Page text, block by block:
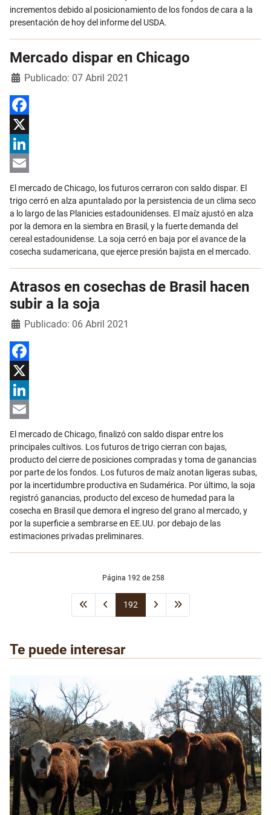
incrementos debido al posicionamiento de los fondos de cara a la
presentación de hoy del informe del USDA.
Mercado dispar en Chicago
DetallesPublicado: 07 Abril 2021
Facebook
X
LinkedIn
Email
El mercado de Chicago, los futuros cerraron con saldo dispar. El
trigo cerró en alza apuntalado por la persistencia de un clima seco
a lo largo de las Planicies estadounidenses. El maíz ajustó en alza
por la demora en la siembra en Brasil, y la fuerte demanda del
cereal estadounidense. La soja cerró en baja por el avance de la
cosecha sudamericana, que ejerce presión bajista en el mercado.
Atrasos en cosechas de Brasil hacen
subir a la soja
DetallesPublicado: 06 Abril 2021
Facebook
X
LinkedIn
Email
El mercado de Chicago, finalizó con saldo dispar entre los
principales cultivos. Los futuros de trigo cierran con bajas,
producto del cierre de posiciones compradas y toma de ganancias
por parte de los fondos. Los futuros de maíz anotan ligeras subas,
por la incertidumbre productiva en Sudamérica. Por último, la soja
registró ganancias, producto del exceso de humedad para la
cosecha en Brasil que demora el ingreso del grano al mercado, y
por la superficie a sembrarse en EE.UU. por debajo de las
estimaciones privadas preliminares.
Página 192 de 258
192
Te puede interesar